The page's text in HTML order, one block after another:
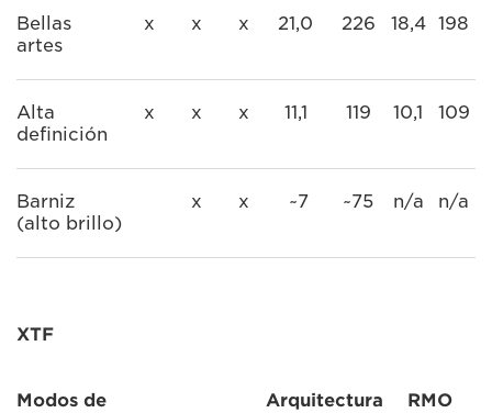
Bellas
artes
x x x 21,0 226 18,4 198
Alta
definición
x x x 11,1 119 10,1 109
Barniz
(alto brillo)
x x ~7 ~75 n/a n/a
XTF
Modos de
Arquitectura
RMO